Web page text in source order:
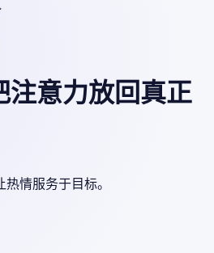
注意力放回真正
情服务于目标。